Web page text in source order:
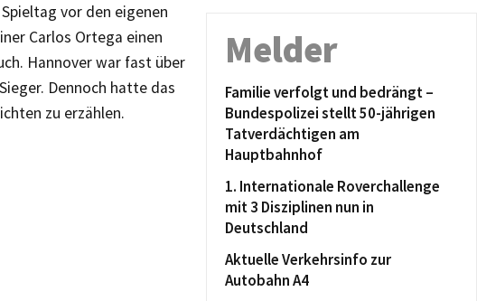
vor den eigenen
Carlos Ortega einen
Hannover war fast über
Dennoch hatte das
zu erzählen.
Melder
Familie verfolgt und bedrängt –
Bundespolizei stellt 50-jährigen
Tatverdächtigen am
Hauptbahnhof
1. Internationale Roverchallenge
mit 3 Disziplinen nun in
Deutschland
Aktuelle Verkehrsinfo zur
Autobahn A4